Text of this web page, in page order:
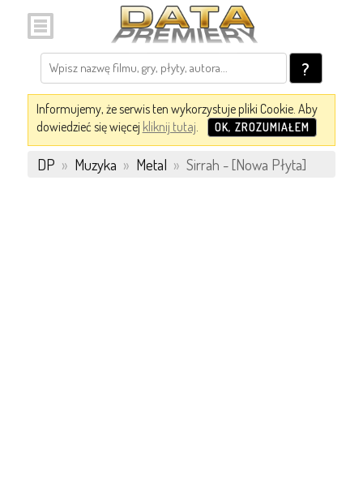
?
Informujemy, że serwis ten wykorzystuje pliki Cookie. Aby
dowiedzieć się więcej kliknij tutaj. OK, ZROZUMIAŁEM
DP » Muzyka » Metal » Sirrah - [Nowa Płyta]